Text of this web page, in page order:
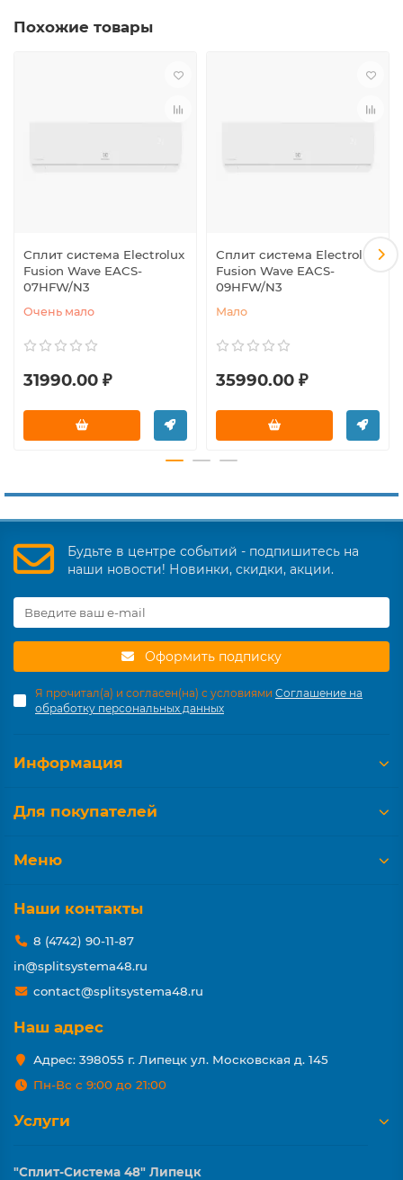
Похожие товары
Сплит система Electrolux
Fusion Wave EACS-
07HFW/N3
Очень мало
31990.00 ₽
Сплит система Electrolux
Fusion Wave EACS-
09HFW/N3
Мало
35990.00 ₽
Будьте в центре событий - подпишитесь на
наши новости! Новинки, скидки, акции.
Оформить подписку
Я прочитал(а) и согласен(на) с условиями Соглашение на
обработку персональных данных
Информация
Для покупателей
Меню
Наши контакты
8 (4742) 90-11-87
in@splitsystema48.ru
contact@splitsystema48.ru
Наш адрес
Адрес: 398055 г. Липецк ул. Московская д. 145
Пн-Вс с 9:00 до 21:00
Услуги
"Сплит-Система 48" Липецк